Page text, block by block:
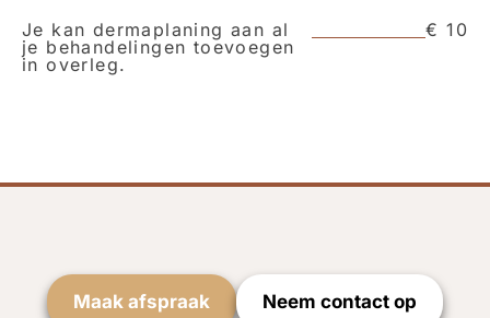
Je kan dermaplaning aan al
je behandelingen toevoegen
in overleg.
€ 10
Maak afspraak Neem contact op